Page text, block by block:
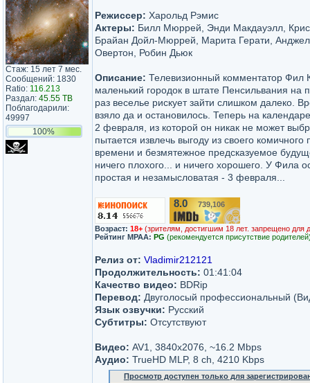
Стаж: 15 лет 7 мес.
Сообщений: 1830
Ratio: 116.213
Раздал: 45.55 TB
Поблагодарили:
49997
100%
Режиссер: Харольд Рэмис
Актеры: Билл Мюррей, Энди Макдауэлл, Крис
Брайан Дойл-Мюррей, Марита Герати,
Овертон, Робин Дьюк
Описание: Телевизионный комментатор Фил
маленький городок в штате Пенсильвания на
раз веселье рискует зайти слишком далеко.
взяло да и остановилось. Теперь на
2 февраля, из которой он никак не может
пытается извлечь выгоду из своего
времени и безмятежное предсказуемое
ничего плохого... и ничего хорошего. У Фила
простая и незамысловатая - 3 февраля...
8.0 739,106
Возраст: 18+ (зрителям, достигшим 18 лет. запрещено для
Рейтинг MPAA: PG (рекомендуется присутствие
Релиз от: Vladimir212121
Продолжительность: 01:41:04
Качество видео: BDRip
Перевод: Двуголосый профессиональный
Язык озвучки: Русский
Субтитры: Отсутствуют
Видео: AV1, 3840x2076, ~16.2 Mbps
Аудио: TrueHD MLP, 8 ch, 4210 Kbps
Просмотр доступен только для